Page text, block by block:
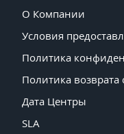
О Компании
Условия
Политика
Политика возврата
Дата Центры
SLA